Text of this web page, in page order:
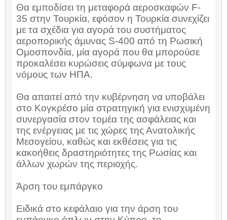
Θα εμποδίσει τη μεταφορά αεροσκαφών F-
35 στην Τουρκία, εφόσον η Τουρκία συνεχίζει
με τα σχέδια για αγορά του συστήματος
αεροπορικής άμυνας S-400 από τη Ρωσική
Ομοσπονδία, μία αγορά που θα μπορούσε
προκαλέσει κυρώσεις σύμφωνα με τους
νόμους των ΗΠΑ.
Θα απαιτεί από την κυβέρνηση να υποβάλει
στο Κογκρέσο μία στρατηγική για ενισχυμένη
συνεργασία στον τομέα της ασφάλειας και
της ενέργειας με τις χώρες της Ανατολικής
Μεσογείου, καθώς και εκθέσεις για τις
κακοήθεις δραστηριότητες της Ρωσίας και
άλλων χωρών της περιοχής.
Άρση του εμπάργκο
Ειδικά στο κεφάλαιο για την άρση του